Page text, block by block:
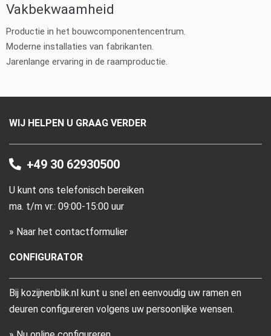
Vakbekwaamheid
Productie in het bouwcomponentencentrum.
Moderne installaties van fabrikanten.
Jarenlange ervaring in de raamproductie.
WIJ HELPEN U GRAAG VERDER
+49 30 62930500
U kunt ons telefonisch bereiken
ma. t/m vr.: 09:00-15:00 uur
» Naar het contactformulier
CONFIGURATOR
Bij kozijnenblik.nl kunt u snel en eenvoudig uw ramen en
deuren configureren volgens uw persoonlijke wensen.